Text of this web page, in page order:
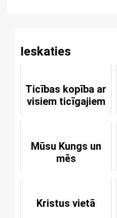
Ieskaties
Ticības kopība ar
visiem ticīgajiem
Mūsu Kungs un
mēs
Kristus vietā